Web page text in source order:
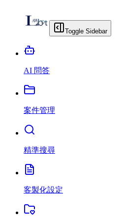
Toggle Sidebar
AI 問答
案件管理
精準搜尋
客製化設定